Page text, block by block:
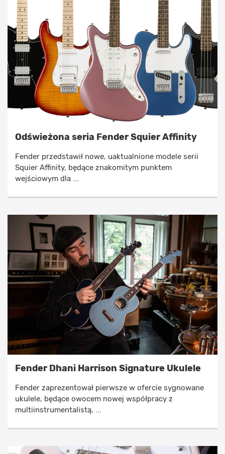
Odświeżona seria Fender Squier Affinity
Fender przedstawił nowe, uaktualnione modele serii
Squier Affinity, będące znakomitym punktem
wejściowym dla ...
Fender Dhani Harrison Signature Ukulele
Fender zaprezentował pierwsze w ofercie sygnowane
ukulele, będące owocem nowej współpracy z
multiinstrumentalistą, ...